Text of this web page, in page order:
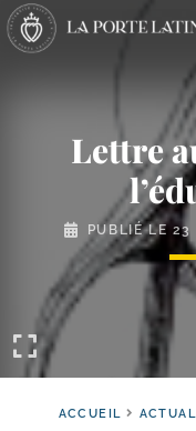
Lettre
PUBLIÉ LE 23
ACCUEIL